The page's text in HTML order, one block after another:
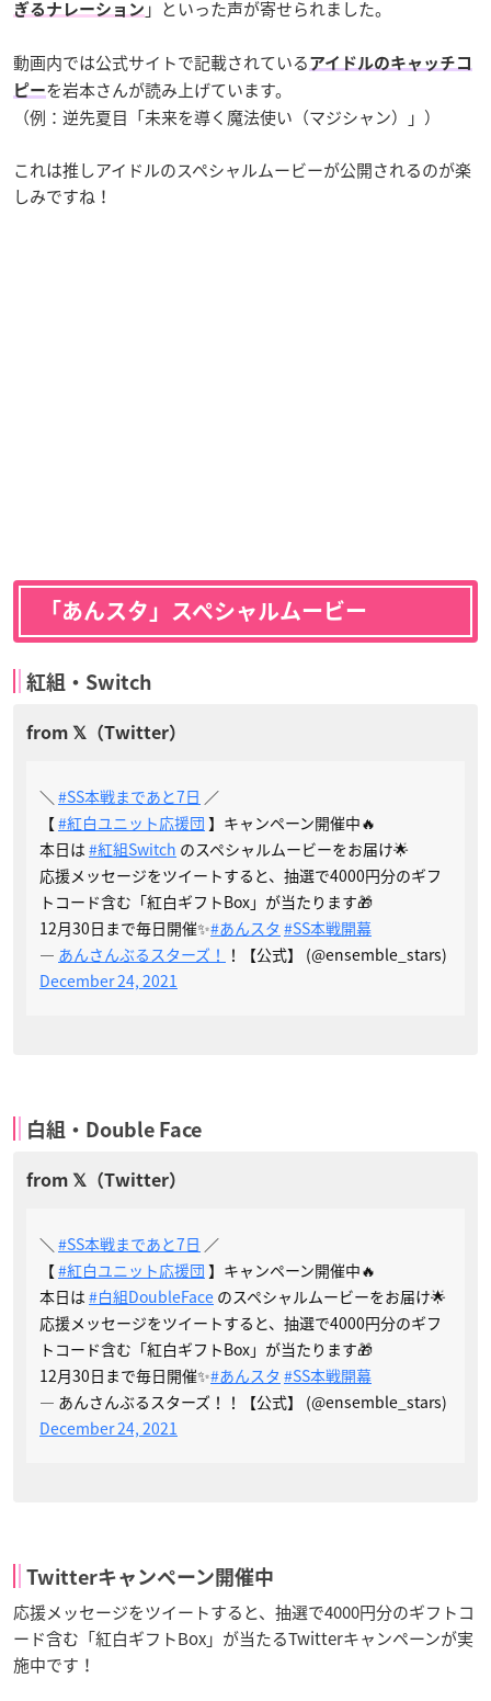
ぎるナレーション 」といった声が寄せられました。
動画内では公式サイトで記載されている アイドルのキャッチコ
ピーを岩本さんが読み上げています。
（例：逆先夏目「未来を導く魔法使い（マジシャン）」）
これは推しアイドルのスペシャルムービーが公開されるのが楽
しみですね！
「あんスタ」スペシャルムービー
紅組・Switch
＼ #SS本戦まであと7日 ／
【#紅白ユニット応援団 】キャンペーン開催中🔥
本日は #紅組Switch のスペシャルムービーをお届け🌟
応援メッセージをツイートすると、抽選で4000円分のギフ
トコード含む「紅白ギフトBox」が当たります🎁
12月30日まで毎日開催✨#あんスタ #SS本戦開幕
— あんさんぶるスターズ！ ！【公式】 (@ensemble_stars)
December 24, 2021
白組・Double Face
＼ #SS本戦まであと7日 ／
【#紅白ユニット応援団 】キャンペーン開催中🔥
本日は #白組DoubleFace のスペシャルムービーをお届け🌟
応援メッセージをツイートすると、抽選で4000円分のギフ
トコード含む「紅白ギフトBox」が当たります🎁
12月30日まで毎日開催✨#あんスタ #SS本戦開幕
— あんさんぶるスターズ！！【公式】 (@ensemble_stars)
December 24, 2021
Twitterキャンペーン開催中
応援メッセージをツイートすると、抽選で4000円分のギフトコ
ード含む「紅白ギフトBox」が当たるTwitterキャンペーンが実
施中です！